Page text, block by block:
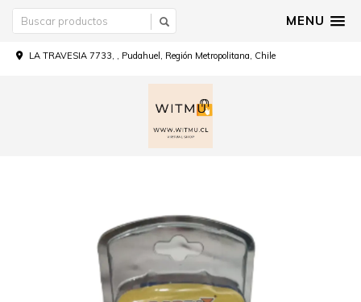
MENU
LA TRAVESIA 7733, , Pudahuel, Región Metropolitana, Chile